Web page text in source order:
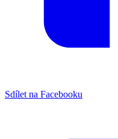
Sdílet na Facebooku